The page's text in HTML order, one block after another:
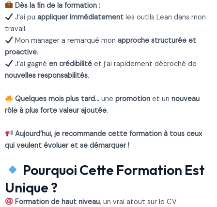
Dès la fin de la formation :
J’ai pu appliquer immédiatementles outils Lean dans mon
travail.
Mon manager a remarqué mon approche structurée et
proactive.
J’ai gagné en crédibilitéet j’ai rapidement décroché de
nouvelles responsabilités.
Quelques mois plus tard…une promotionet un nouveau
rôle à plus forte valeur ajoutée.
Aujourd’hui, je recommande cette formation à tous ceux
qui veulent évoluer et se démarquer !
Pourquoi Cette Formation Est
Unique ?
Formation de haut niveau, un vrai atout sur le CV.